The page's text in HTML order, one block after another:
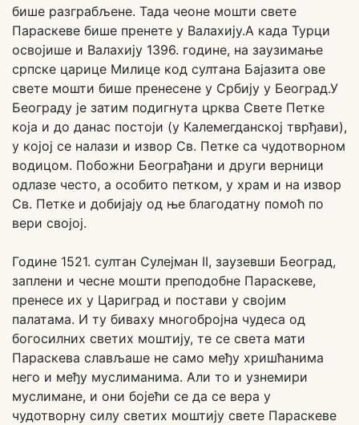
бише разграбљене. Тада чеоне мошти свете
Параскеве бише пренете у Валахију.А када Турци
освојише и Валахију 1396. године, на заузимање
српске царице Милице код султана Бајазита ове
свете мошти бише пренесене у Србију у Београд.У
Београду је затим подигнута црква Свете Петке
која и до данас постоји (у Калемегданској тврђави),
у којој се налази и извор Св. Петке са чудотворном
водицом. Побожни Београђани и други верници
одлазе често, а особито петком, у храм и на извор
Св. Петке и добијају од ње благодатну помоћ по
вери својој.
Године 1521. султан Сулејман II, заузевши Београд,
заплени и чесне мошти преподобне Параскеве,
пренесе их у Цариград и постави у својим
палатама. И ту биваху многобројна чудеса од
богосилних светих моштију, те се света мати
Параскева слављаше не само међу хришћанима
него и међу муслиманима. Али то и узнемири
муслимане, и они бојећи се да се вера у
чудотворну силу светих моштију свете Параскеве